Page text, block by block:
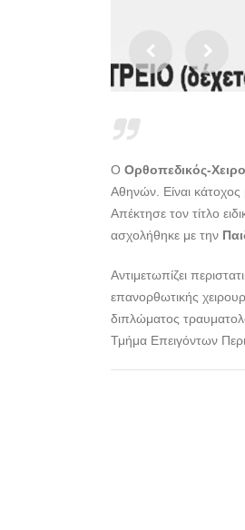
Ο Ορθοπεδικός-
Αθηνών. Είναι
Απέκτησε τον τίτλο
ασχολήθηκε με την
Αντιμετωπίζει
επανορθωτικής
διπλώματος
Τμήμα Επειγόντων